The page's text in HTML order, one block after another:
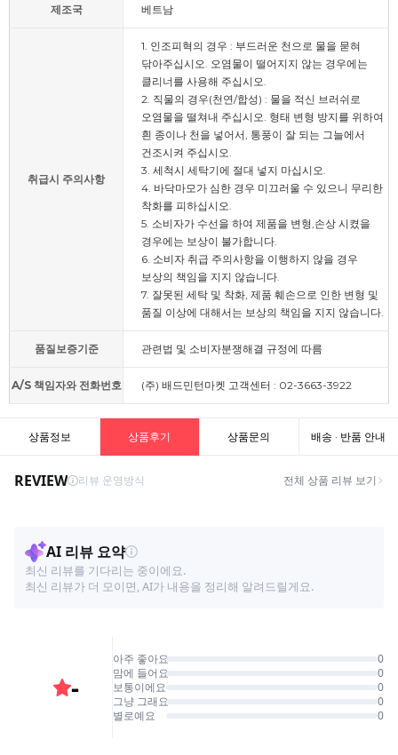
제조국 베트남
취급시 주의사항
1. 인조피혁의 경우 : 부드러운 천으로 물을 묻혀
닦아주십시오. 오염물이 떨어지지 않는 경우에는
클리너를 사용해 주십시오.
2. 직물의 경우(천연/합성) : 물을 적신 브러쉬로
오염물을 떨쳐내 주십시오. 형태 변형 방지를 위하여
흰 종이나 천을 넣어서, 통풍이 잘 되는 그늘에서
건조시켜 주십시오.
3. 세척시 세탁기에 절대 넣지 마십시오.
4. 바닥마모가 심한 경우 미끄러울 수 있으니 무리한
착화를 피하십시오.
5. 소비자가 수선을 하여 제품을 변형,손상 시켰을
경우에는 보상이 불가합니다.
6. 소비자 취급 주의사항을 이행하지 않을 경우
보상의 책임을 지지 않습니다.
7. 잘못된 세탁 및 착화, 제품 훼손으로 인한 변형 및
품질 이상에 대해서는 보상의 책임을 지지 않습니다.
품질보증기준 관련법 및 소비자분쟁해결 규정에 따름
A/S 책임자와 전화번호 (주) 배드민턴마켓 고객센터 : 02-3663-3922
상품정보 상품후기 상품문의 배송 · 반품 안내